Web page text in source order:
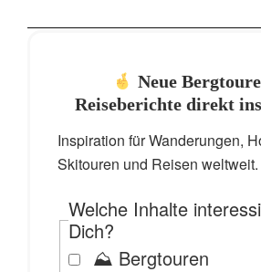
Neue
Reiseberichte direkt
Inspiration für Wanderungen,
Skitouren und Reisen weltweit.
Welche Inhalte
Dich?
⛰️ Bergtouren